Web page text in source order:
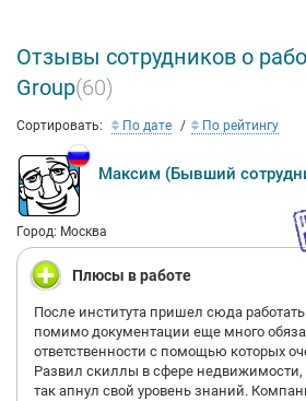
Отзывы сотрудников о
Group(60)
Сортировать: По дате По рейтингу
Максим (Бывший
Город: Москва
Плюсы в работе
После института пришел сюда
помимо документации еще много
ответственности с помощью которых
Развил скиллы в сфере
так апнул свой уровень знаний.